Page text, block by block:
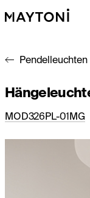
Pendelleuchten
MOD326PL-01MG